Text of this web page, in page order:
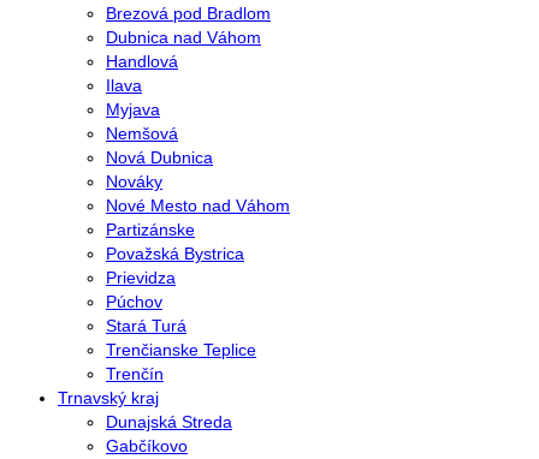
Brezová pod Bradlom
Dubnica nad Váhom
Handlová
Ilava
Myjava
Nemšová
Nová Dubnica
Nováky
Nové Mesto nad Váhom
Partizánske
Považská Bystrica
Prievidza
Púchov
Stará Turá
Trenčianske Teplice
Trenčín
Trnavský kraj
Dunajská Streda
Gabčíkovo